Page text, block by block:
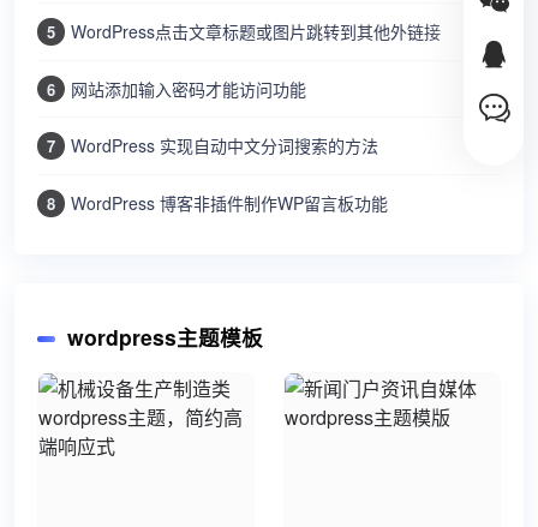
5 WordPress点击文章标题或图片跳转到其他外链接
6 网站添加输入密码才能访问功能
7 WordPress 实现自动中文分词搜索的方法
8 WordPress 博客非插件制作WP留言板功能
wordpress主题模板